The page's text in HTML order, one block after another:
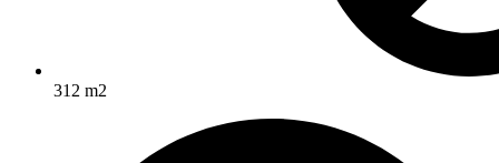
312 m2